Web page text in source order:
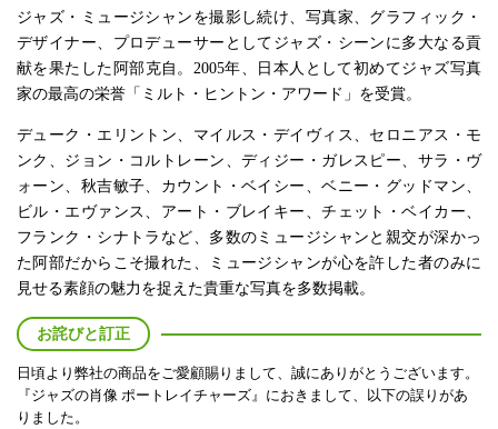
ジャズ・ミュージシャンを撮影し続け、写真家、グラフィック・
デザイナー、プロデューサーとしてジャズ・シーンに多大なる貢
献を果たした阿部克自。2005年、日本人として初めてジャズ写真
家の最高の栄誉「ミルト・ヒントン・アワード」を受賞。
デューク・エリントン、マイルス・デイヴィス、セロニアス・モ
ンク、ジョン・コルトレーン、ディジー・ガレスピー、サラ・ヴ
ォーン、秋吉敏子、カウント・ベイシー、ベニー・グッドマン、
ビル・エヴァンス、アート・ブレイキー、チェット・ベイカー、
フランク・シナトラなど、多数のミュージシャンと親交が深かっ
た阿部だからこそ撮れた、ミュージシャンが心を許した者のみに
見せる素顔の魅力を捉えた貴重な写真を多数掲載。
お詫びと訂正
日頃より弊社の商品をご愛顧賜りまして、誠にありがとうございます。
『ジャズの肖像 ポートレイチャーズ』におきまして、以下の誤りがあ
りました。